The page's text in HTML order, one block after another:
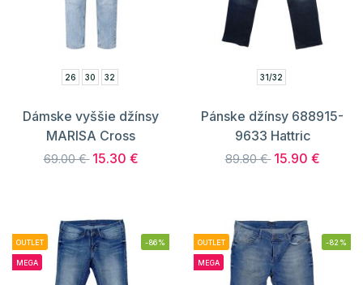
26 30 32
Dámske vyššie džínsy
MARISA Cross
69.00 € 15.30 €
31/32
Pánske džínsy 688915-
9633 Hattric
89.80 € 15.90 €
OUTLET
MEGA
-86% OUTLET
MEGA
-82%